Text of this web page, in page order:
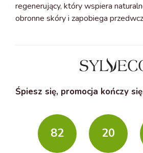
regenerujący, który wspiera
obronne skóry i zapobiega
Śpiesz się, promocja kończy
82 20